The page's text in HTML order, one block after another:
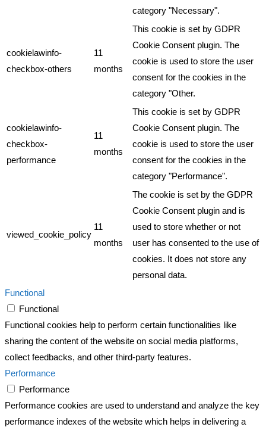
category "Necessary".
cookielawinfo-
checkbox-others
11
months
This cookie is set by GDPR
Cookie Consent plugin. The
cookie is used to store the user
consent for the cookies in the
category "Other.
cookielawinfo-
checkbox-
performance
11
months
This cookie is set by GDPR
Cookie Consent plugin. The
cookie is used to store the user
consent for the cookies in the
category "Performance".
viewed_cookie_policy
11
months
The cookie is set by the GDPR
Cookie Consent plugin and is
used to store whether or not
user has consented to the use of
cookies. It does not store any
personal data.
Functional
Functional
Functional cookies help to perform certain functionalities like
sharing the content of the website on social media platforms,
collect feedbacks, and other third-party features.
Performance
Performance
Performance cookies are used to understand and analyze the key
performance indexes of the website which helps in delivering a